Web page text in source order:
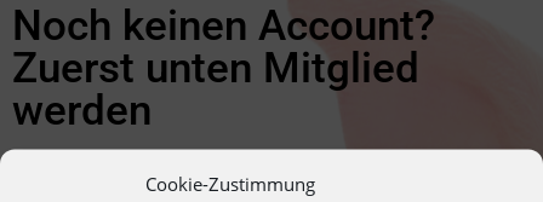
Cookie-Zustimmung
Noch keinen Account?
Zuerst unten Mitglied
werden
Benutzername oder E-Mail